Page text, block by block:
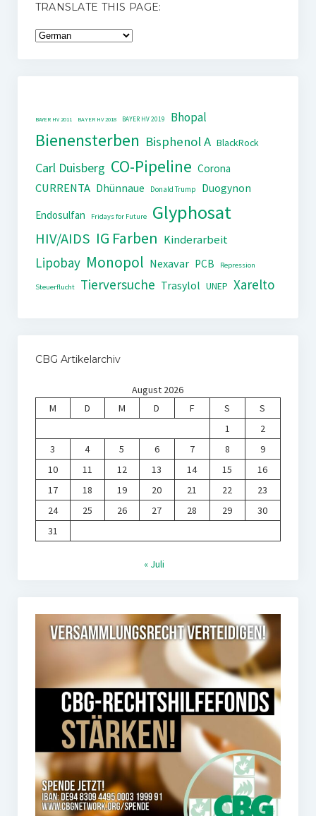
TRANSLATE THIS PAGE:
BAYER HV 2011 BAYER HV 2018 BAYER HV 2019 Bhopal
Bienensterben Bisphenol A BlackRock
Carl Duisberg CO-Pipeline Corona
CURRENTA Dhünnaue Donald Trump
Duogynon
Endosulfan
Fridays for Future Glyphosat
HIV/AIDS IG Farben Kinderarbeit
Lipobay Monopol Nexavar PCB Repression
Steuerflucht Tierversuche Trasylol UNEP Xarelto
CBG Artikelarchiv
August 2026
M
D M D F S
S
1
2
3
4 5 6 7 8
9
10
11 12 13 14 15
16
17
18 19 20 21 22
23
24
25 26 27 28 29
30
31
« Juli